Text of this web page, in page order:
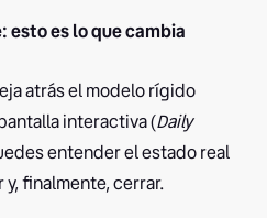
esto es lo que cambia
atrás el modelo rígido
interactiva (Daily
entender el estado real
finalmente, cerrar.